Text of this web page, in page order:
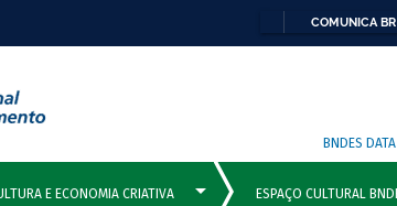
COMUNICA BR
BNDES DATA